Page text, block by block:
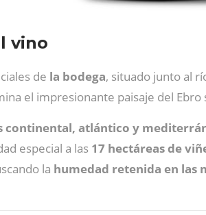
vino
de la bodega, situado junto al
el impresionante paisaje del
continental, atlántico y
especial a las 17 hectáreas de
la humedad retenida en las